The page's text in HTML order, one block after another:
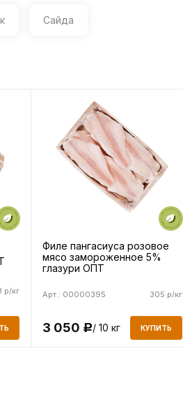
Сайда
р/кг
Филе пангасиуса розовое
мясо замороженное 5%
глазури ОПТ
305 р/кг
Арт.: 00000395
3 050 Р/ 10 кг КУПИТЬ